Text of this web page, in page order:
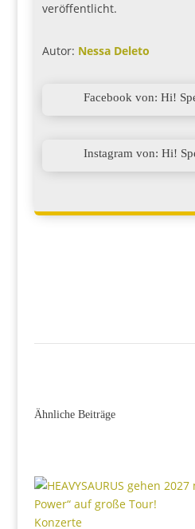
veröffentlicht.
Autor: Nessa Deleto
Facebook von: Hi!
Instagram von: Hi!
Ähnliche Beiträge
Konzerte